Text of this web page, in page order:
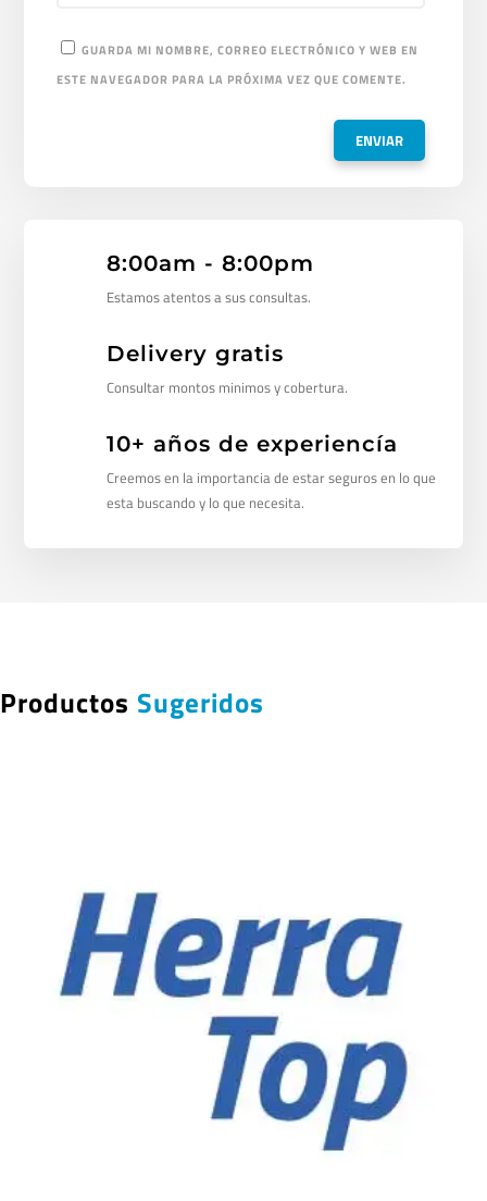
GUARDA MI NOMBRE, CORREO ELECTRÓNICO Y WEB EN
ESTE NAVEGADOR PARA LA PRÓXIMA VEZ QUE COMENTE.
8:00am - 8:00pm
Estamos atentos a sus consultas.
Delivery gratis
Consultar montos minimos y cobertura.
10+ años de experiencía
Creemos en la importancia de estar seguros en lo que
esta buscando y lo que necesita.
Productos Sugeridos